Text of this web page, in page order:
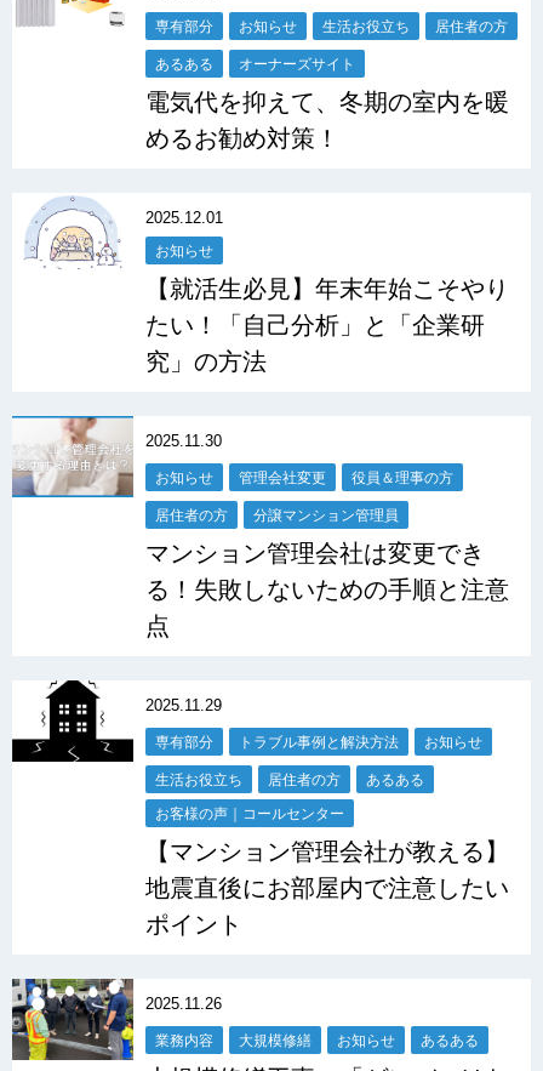
専有部分 お知らせ 生活お役立ち 居住者の方
あるある オーナーズサイト
電気代を抑えて、冬期の室内を暖
めるお勧め対策！
2025.12.01
お知らせ
【就活生必見】年末年始こそやり
たい！「自己分析」と「企業研
究」の方法
2025.11.30
お知らせ 管理会社変更 役員＆理事の方
居住者の方 分譲マンション管理員
マンション管理会社は変更でき
る！失敗しないための手順と注意
点
2025.11.29
専有部分 トラブル事例と解決方法 お知らせ
生活お役立ち 居住者の方 あるある
お客様の声｜コールセンター
【マンション管理会社が教える】
地震直後にお部屋内で注意したい
ポイント
2025.11.26
業務内容 大規模修繕 お知らせ あるある